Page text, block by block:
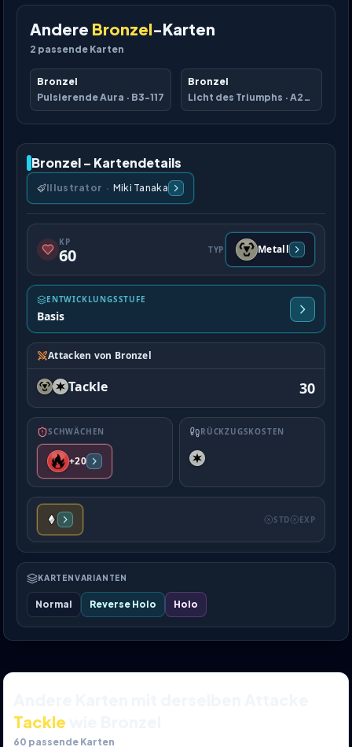
Andere Bronzel-Karten
2 passende Karten
Bronzel
Pulsierende Aura · B3-117
Bronzel
Licht des Triumphs · A2a-058
Bronzel – Kartendetails
Illustrator · Miki Tanaka
KP
60 TYP Metall
ENTWICKLUNGSSTUFE
Basis
Attacken von Bronzel
Tackle 30
SCHWÄCHEN
+20
RÜCKZUGSKOSTEN
STD EXP
KARTENVARIANTEN
Normal Reverse Holo Holo
Tackle
60 passende Karten